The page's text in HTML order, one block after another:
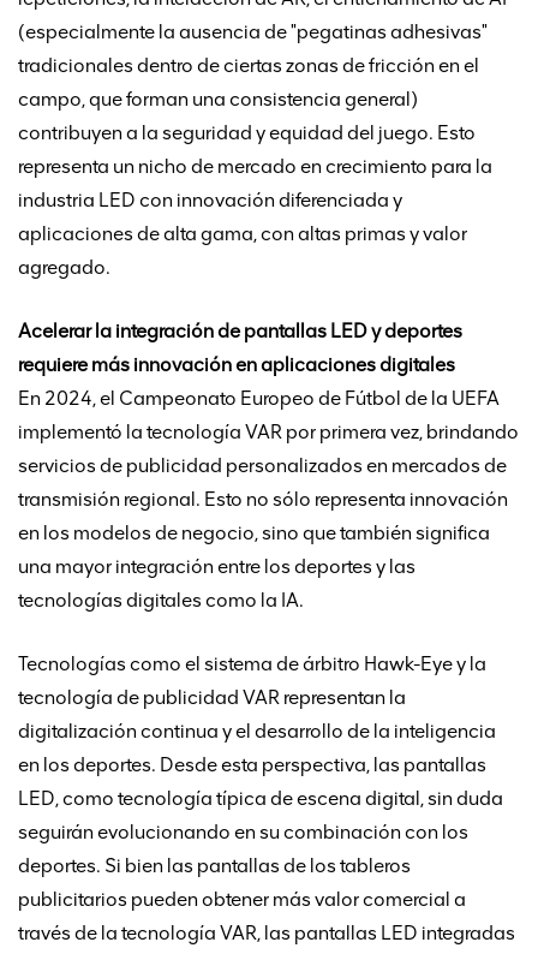
(especialmente la ausencia de "pegatinas adhesivas"
tradicionales dentro de ciertas zonas de fricción en el
campo, que forman una consistencia general)
contribuyen a la seguridad y equidad del juego. Esto
representa un nicho de mercado en crecimiento para la
industria LED con innovación diferenciada y
aplicaciones de alta gama, con altas primas y valor
agregado.
Acelerar la integración de pantallas LED y deportes
requiere más innovación en aplicaciones digitales
En 2024, el Campeonato Europeo de Fútbol de la UEFA
implementó la tecnología VAR por primera vez, brindando
servicios de publicidad personalizados en mercados de
transmisión regional. Esto no sólo representa innovación
en los modelos de negocio, sino que también significa
una mayor integración entre los deportes y las
tecnologías digitales como la IA.
Tecnologías como el sistema de árbitro Hawk-Eye y la
tecnología de publicidad VAR representan la
digitalización continua y el desarrollo de la inteligencia
en los deportes. Desde esta perspectiva, las pantallas
LED, como tecnología típica de escena digital, sin duda
seguirán evolucionando en su combinación con los
deportes. Si bien las pantallas de los tableros
publicitarios pueden obtener más valor comercial a
través de la tecnología VAR, las pantallas LED integradas